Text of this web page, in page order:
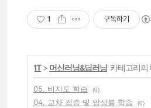
1 구독하기
'IT> 머신러닝&딥러닝' 카테고리의
05. 비지도 학습 (0)
04. 교차 검증 및 앙상블 학습
(0)